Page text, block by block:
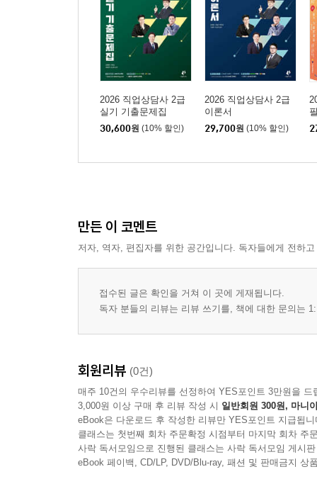
2026 직업상담사 2급
실기 기출문제집
30,600원 (10% 할인)
2026 직업상담사 2급
이론서
29,700원 (10% 할인)
만든 이 코멘트
저자, 역자, 편집자를 위한 공간입니다. 독자들에게 전하
접수된 글은 확인을 거쳐 이 곳에 게재됩니다.
독자 분들의 리뷰는 리뷰 쓰기를, 책에 대한 문의는
회원리뷰 (0건)
매주 10건의 우수리뷰를 선정하여 YES포인트 3만원을 드
3,000원 이상 구매 후 리뷰 작성 시 일반회원 300원, 마니
eBook은 다운로드 후 작성한 리뷰만 YES포인트 지급됩니
클래스는 첫번째 회차 주문확정 시점부터 마지막 회차 주
사락 독서모임으로 진행된 클래스는 사락 독서모임 게시
eBook 페이백, CD/LP, DVD/Blu-ray, 패션 및 판매금지 상